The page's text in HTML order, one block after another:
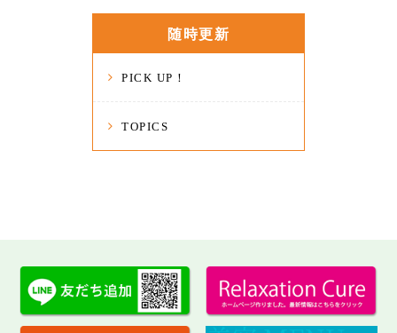
随時更新
PICK UP！
TOPICS